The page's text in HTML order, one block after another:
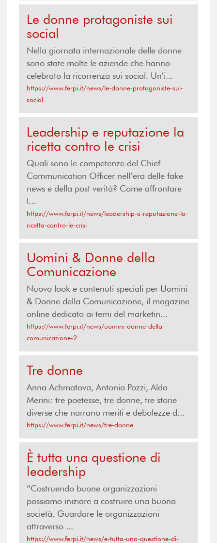
Le donne protagoniste sui
social
Nella giornata internazionale delle donne
sono state molte le aziende che hanno
celebrato la ricorrenza sui social. Un’i...
https://www.ferpi.it/news/le-donne-protagoniste-sui-
social
Leadership e reputazione la
ricetta contro le crisi
Quali sono le competenze del Chief
Communication Officer nell’era delle fake
news e della post verità? Come affrontare
l...
https://www.ferpi.it/news/leadership-e-reputazione-la-
ricetta-contro-le-crisi
Uomini & Donne della
Comunicazione
Nuovo look e contenuti speciali per Uomini
& Donne della Comunicazione, il magazine
online dedicato ai temi del marketin...
https://www.ferpi.it/news/uomini-donne-della-
comunicazione-2
Tre donne
Anna Achmatova, Antonia Pozzi, Alda
Merini: tre poetesse, tre donne, tre storie
diverse che narrano meriti e debolezze d...
https://www.ferpi.it/news/tre-donne
È tutta una questione di
leadership
“Costruendo buone organizzazioni
possiamo iniziare a costruire una buona
società. Guardare le organizzazioni
attraverso ...
https://www.ferpi.it/news/e-tutta-una-questione-di-